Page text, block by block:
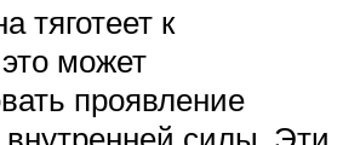
тяготеет к
может
проявление